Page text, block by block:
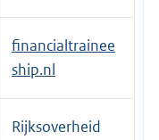
i
n
k
:
financialtrainee
ship.nl
Rijksoverheid